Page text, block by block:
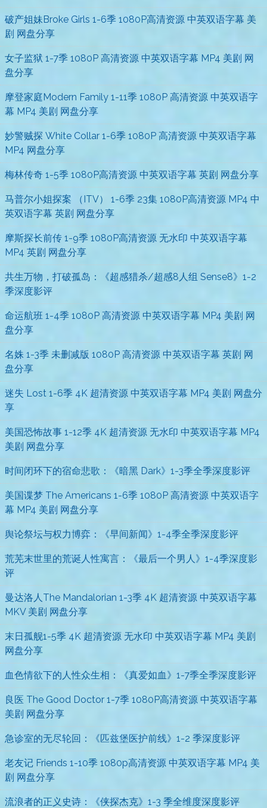
破产姐妹Broke Girls 1-6季 1080P高清资源 中英双语字幕 美
剧 网盘分享
女子监狱 1-7季 1080P 高清资源 中英双语字幕 MP4 美剧 网
盘分享
摩登家庭Modern Family 1-11季 1080P 高清资源 中英双语字
幕 MP4 美剧 网盘分享
妙警贼探 White Collar 1-6季 1080P 高清资源 中英双语字幕
MP4 网盘分享
梅林传奇 1-5季 1080P高清资源 中英双语字幕 英剧 网盘分享
马普尔小姐探案 （ITV） 1-6季 23集 1080P高清资源 MP4 中
英双语字幕 英剧 网盘分享
摩斯探长前传 1-9季 1080P高清资源 无水印 中英双语字幕
MP4 英剧 网盘分享
共生万物，打破孤岛：《超感猎杀/超感8人组 Sense8》1-2
季深度影评
命运航班 1-4季 1080P 高清资源 中英双语字幕 MP4 美剧 网
盘分享
名姝 1-3季 未删减版 1080P 高清资源 中英双语字幕 英剧 网
盘分享
迷失 Lost 1-6季 4K 超清资源 中英双语字幕 MP4 美剧 网盘分
享
美国恐怖故事 1-12季 4K 超清资源 无水印 中英双语字幕 MP4
美剧 网盘分享
时间闭环下的宿命悲歌：《暗黑 Dark》1-3季全季深度影评
美国谍梦 The Americans 1-6季 1080P 高清资源 中英双语字
幕 MP4 美剧 网盘分享
舆论祭坛与权力博弈：《早间新闻》1-4季全季深度影评
荒芜末世里的荒诞人性寓言：《最后一个男人》1-4季深度影
评
曼达洛人The Mandalorian 1-3季 4K 超清资源 中英双语字幕
MKV 美剧 网盘分享
末日孤舰1-5季 4K 超清资源 无水印 中英双语字幕 MP4 美剧
网盘分享
血色情欲下的人性众生相：《真爱如血》1-7季全季深度影评
良医 The Good Doctor 1-7季 1080P高清资源 中英双语字幕
美剧 网盘分享
急诊室的无尽轮回：《匹兹堡医护前线》1-2 季深度影评
老友记 Friends 1-10季 1080p高清资源 中英双语字幕 MP4 美
剧 网盘分享
流浪者的正义史诗：《侠探杰克》1-3 季全维度深度影评